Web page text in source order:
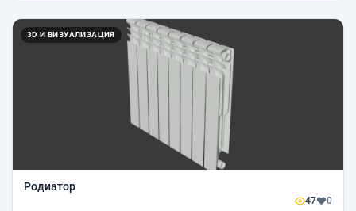
3D И ВИЗУАЛИЗАЦИЯ
Родиатор
47 0